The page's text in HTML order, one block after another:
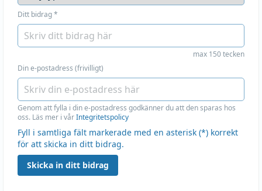
Ditt bidrag*
max 150 tecken
Din e-postadress (frivilligt)
Genom att fylla i din e-postadress godkänner du att den sparas hos
oss. Läs mer i vårIntegritetspolicy
Fyll i samtliga fält markerade med en asterisk (*) korrekt
för att skicka in ditt bidrag.
Skicka in ditt bidrag